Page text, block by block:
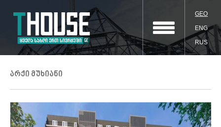
GEO
ENG
RUS
არქი მუხიანი